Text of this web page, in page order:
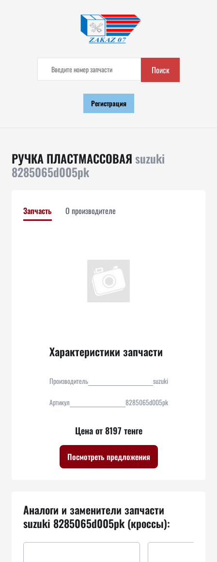
Поиск
Регистрация
РУЧКА ПЛАСТМАССОВАЯ suzuki
8285065d005pk
Запчасть О производителе
Характеристики запчасти
Производитель suzuki
Артикул 8285065d005pk
Цена от 8197 тенге
Посмотреть предложения
Аналоги и заменители запчасти
suzuki 8285065d005pk (кроссы):